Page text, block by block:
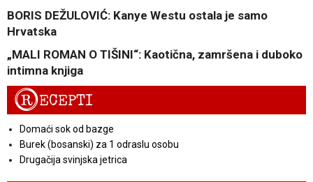
BORIS DEŽULOVIĆ: Kanye Westu ostala je samo
Hrvatska
„MALI ROMAN O TIŠINI“: Kaotična, zamršena i duboko
intimna knjiga
RECEPTI
Domaći sok od bazge
Burek (bosanski) za 1 odraslu osobu
Drugačija svinjska jetrica